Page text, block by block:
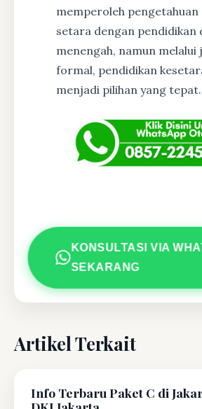
memperoleh pengetahuan
setara dengan pendidikan
menengah, namun
formal, pendidikan
menjadi pilihan yang tepat.
KONSULTASI VIA
SEKARANG
Artikel Terkait
Info Terbaru Paket C di